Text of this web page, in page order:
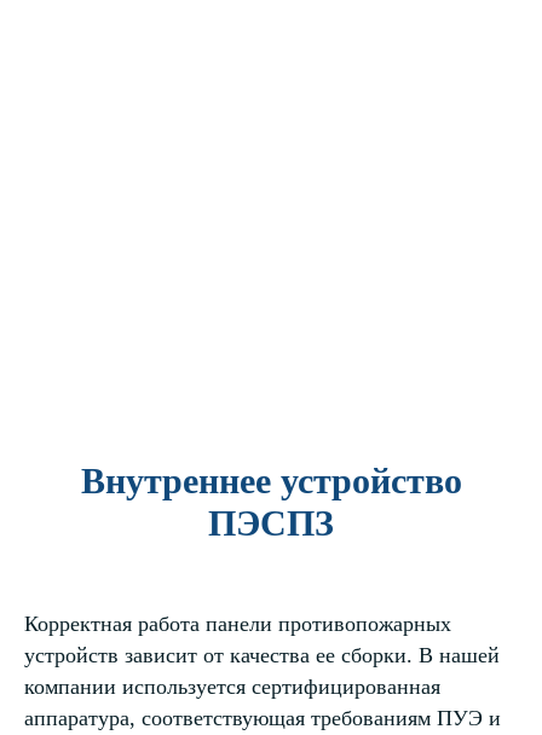
Внутреннее устройство
ПЭСПЗ
Корректная работа панели противопожарных
устройств зависит от качества ее сборки. В нашей
компании используется сертифицированная
аппаратура, соответствующая требованиям ПУЭ и